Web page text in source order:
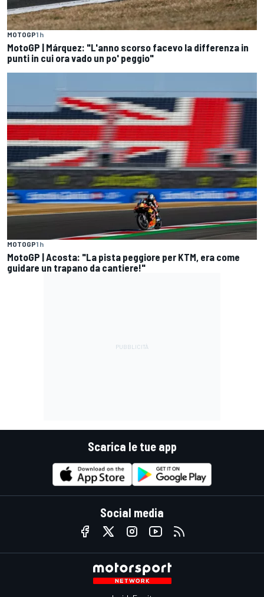
MOTOGP1 h
MotoGP | Márquez: "L'anno scorso facevo la differenza in
punti in cui ora vado un po' peggio"
MOTOGP1 h
MotoGP | Acosta: "La pista peggiore per KTM, era come
guidare un trapano da cantiere!"
Scarica le tue app
Social media